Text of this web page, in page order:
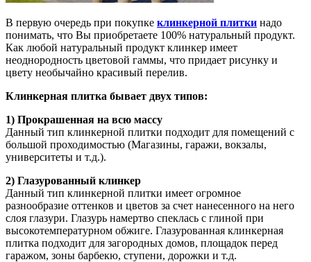
В первую очередь при покупке клинкерной плитки надо
понимать, что Вы приобретаете 100% натуральный продукт.
Как любой натуральный продукт клинкер имеет
неоднородность цветовой гаммы, что придает рисунку и
цвету необычайно красивый перелив.
Клинкерная плитка бывает двух типов:
1) Прокрашенная на всю массу
Данный тип клинкерной плитки подходит для помещений с
большой проходимостью (Магазины, гаражи, вокзалы,
университеты и т.д.).
2) Глазурованный клинкер
Данный тип клинкерной плитки имеет огромное
разнообразие оттенков и цветов за счет нанесенного на него
слоя глазури. Глазурь намертво спеклась с глиной при
высокотемпературном обжиге. Глазурованная клинкерная
плитка подходит для загородных домов, площадок перед
гаражом, зоны барбекю, ступени, дорожки и т.д.